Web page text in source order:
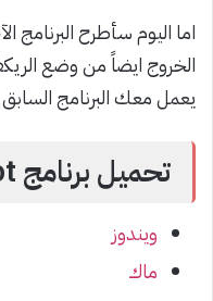
يعمل معك البرنامج
تحميل برنامج RecBoot
ويندوز
ماك